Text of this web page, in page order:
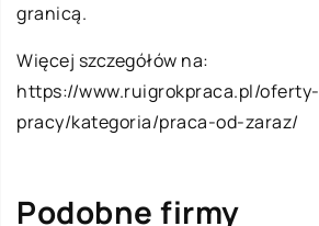
granicą.
Więcej szczegółów na:
https://www.ruigrokpraca.pl/oferty-
pracy/kategoria/praca-od-zaraz/
Podobne firmy